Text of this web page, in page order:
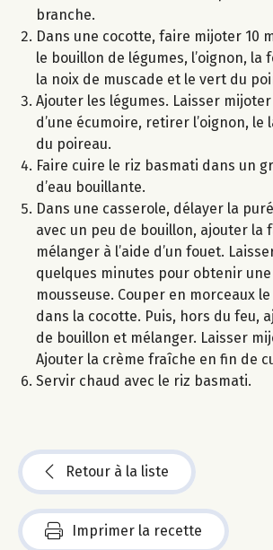
branche.
Dans une cocotte, faire mijoter 10
le bouillon de légumes, l’oignon, la
la noix de muscade et le vert du
Ajouter les légumes. Laisser mijoter
d’une écumoire, retirer l’oignon,
du poireau.
Faire cuire le riz basmati dans un
d’eau bouillante.
Dans une casserole, délayer la
avec un peu de bouillon, ajouter la
mélanger à l’aide d’un fouet.
quelques minutes pour obtenir
mousseuse. Couper en morceaux
dans la cocotte. Puis, hors du feu,
de bouillon et mélanger. Laisser
Ajouter la crème fraîche en fin de
Servir chaud avec le riz basmati.
Retour à la liste
Imprimer la recette